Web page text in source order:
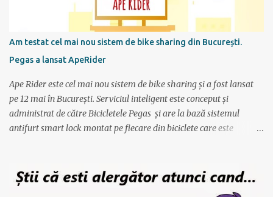
alergat la fiecare antrenament si ce timp ar trebui sa scot.
Consider ca este un program foarte bun mai ales ca nu am un
antrenor asa cum au sportivii profesionisti si oricine si-l poate crea
foarte simplu; se alterneaza antrenamente mai scurte cu
antrenamente mai lungi, apoi din nou mai scurte dar trebuie
obtinuti timpi mai buni, ceea ce fortifica muschii si creeaza cadrul
pentru a avansa apoi...
Am testat cel mai nou sistem de bike sharing din București.
Pegas a lansat ApeRider
Ape Rider este cel mai nou sistem de bike sharing și a fost lansat
pe 12 mai în București. Serviciul inteligent este conceput și
administrat de către Bicicletele Pegas și are la bază sistemul
antifurt smart lock montat pe fiecare din biciclete care este
intermediul aplicației. Reprezentanții Pegas anunțaseră de mai
multă vreme că vor să lanseze un serviciu de rent-a-bike,